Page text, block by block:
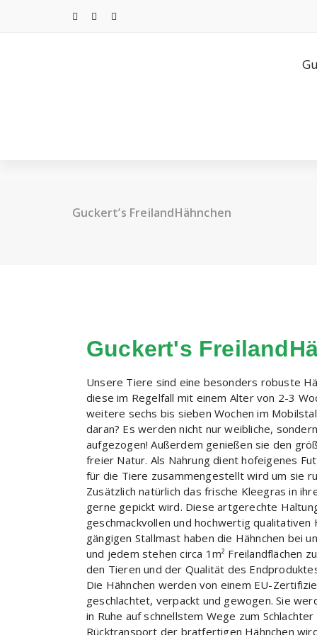
Guckert’s FreilandHähnchen
Guckert's
Unsere Tiere sind eine besonders robuste
diese im Regelfall mit einem Alter von 2-3
weitere sechs bis sieben Wochen im
daran? Es werden nicht nur weibliche,
aufgezogen! Außerdem genießen sie den
freier Natur. Als Nahrung dient hofeigenes
für die Tiere zusammengestellt wird um sie
Zusätzlich natürlich das frische Kleegras in
gerne gepickt wird. Diese artgerechte
geschmackvollen und hochwertig qualitativen
gängigen Stallmast haben die Hähnchen bei
und jedem stehen circa 1m² Freilandflächen
den Tieren und der Qualität des
Die Hähnchen werden von einem EU-
geschlachtet, verpackt und gewogen. Sie
in Ruhe auf schnellstem Wege zum
Rücktransport der bratfertigen Hähnchen